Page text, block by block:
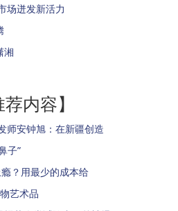
场迸发新活力
湘
荐内容】
师安钟旭：在新疆创造
子”
？用最少的成本给
艺术品